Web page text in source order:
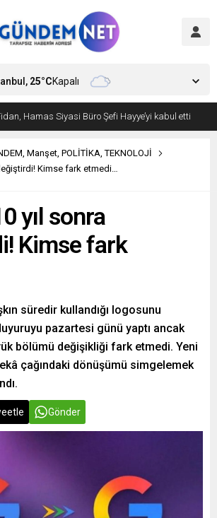
Hamas Siyasi Büro Şefi Hayye’yi kabul etti
25°CKapalı
, Manşet, POLİTİKA,TEKNOLOJİ
Kimse fark etmedi…
yıl sonra
Kimse fark
süredir kullandığı logosunu
pazartesi günü yaptı ancak
bölümü değişikliği fark etmedi. Yeni
çağındaki dönüşümü simgelemek
Gönder